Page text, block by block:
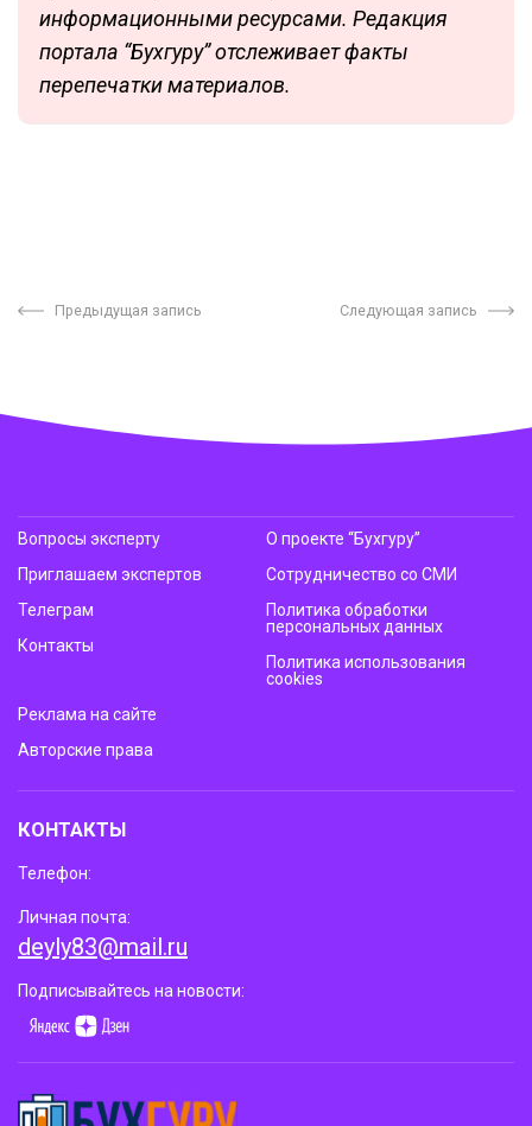
информационными ресурсами. Редакция
портала “Бухгуру” отслеживает факты
перепечатки материалов.
Предыдущая запись Следующая запись
Вопросы эксперту
Приглашаем экспертов
Телеграм
Контакты
О проекте “Бухгуру”
Сотрудничество со СМИ
Политика обработки
персональных данных
Политика использования
cookies
Реклама на сайте
Авторские права
КОНТАКТЫ
Телефон:
Личная почта:
deyly83@mail.ru
Подписывайтесь на новости: